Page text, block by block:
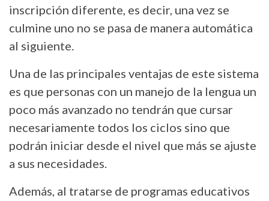
inscripción diferente, es decir, una vez se
culmine uno no se pasa de manera automática
al siguiente.
Una de las principales ventajas de este sistema
es que personas con un manejo de la lengua un
poco más avanzado no tendrán que cursar
necesariamente todos los ciclos sino que
podrán iniciar desde el nivel que más se ajuste
a sus necesidades.
Además, al tratarse de programas educativos